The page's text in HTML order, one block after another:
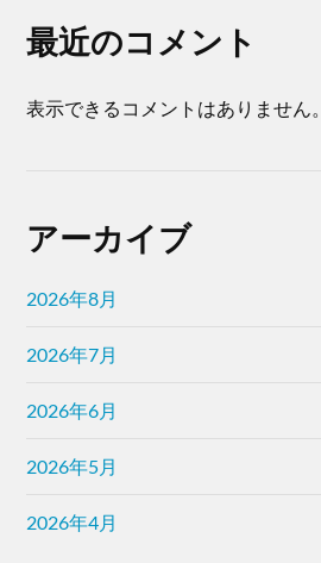
最近のコメント
表示できるコメントはありません。
アーカイブ
2026年8月
2026年7月
2026年6月
2026年5月
2026年4月